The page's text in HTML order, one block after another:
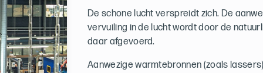
De schone lucht verspreidt zich. De
vervuiling in de lucht wordt door de
daar afgevoerd.
Aanwezige warmtebronnen (zoals